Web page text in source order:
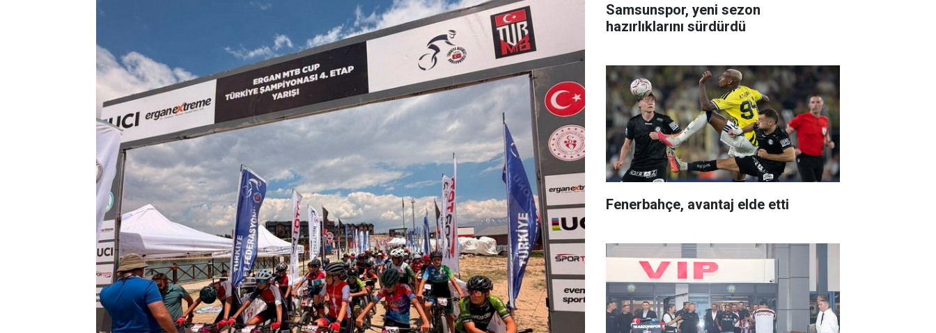
Samsunspor, yeni sezon
hazırlıklarını sürdürdü
Fenerbahçe, avantaj elde etti